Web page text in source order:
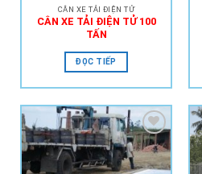
CÂN XE TẢI ĐIỆN TỬ
CÂN XE TẢI ĐIỆN TỬ 100
TẤN
ĐỌC TIẾP